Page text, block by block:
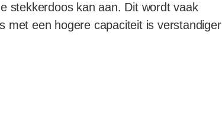
stekkerdoos kan aan. Dit wordt vaak
met een hogere capaciteit is verstandiger